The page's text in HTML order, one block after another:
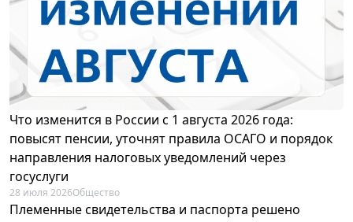
Что изменится в России с 1 августа 2026 года:
повысят пенсии, уточнят правила ОСАГО и порядок
направления налоговых уведомлений через
госуслуги
28 июля 2026Общество
Племенные свидетельства и паспорта решено